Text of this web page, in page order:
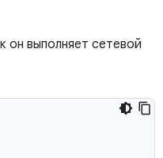
он выполняет сетевой